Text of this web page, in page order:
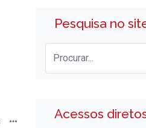
Pesquisa no
Acessos